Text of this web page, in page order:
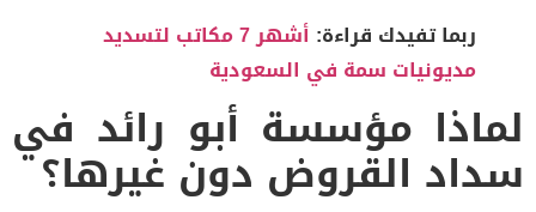
ربما تفيدك قراءة:
أشهر 7 مكاتب لتسديد
مديونيات سمة في السعودية
مؤسسة أبو رائد في
القروض دون غيرها؟